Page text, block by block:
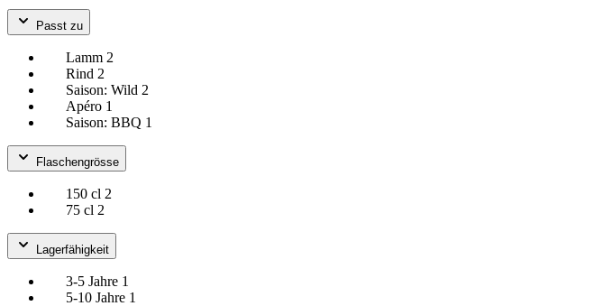
Passt zu
Lamm 2
Rind 2
Saison: Wild 2
Apéro 1
Saison: BBQ 1
Flaschengrösse
150 cl 2
75 cl 2
Lagerfähigkeit
3-5 Jahre 1
5-10 Jahre 1